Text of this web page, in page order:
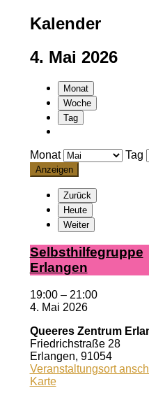
Kalender
4. Mai 2026
Monat
Woche
Tag
Monat Tag
Zurück
Heute
Weiter
Selbst­hil­fe­grup­pe
Er­lan­gen
19:00 – 21:00
4. Mai 2026
Queeres Zentrum
Friedrichstraße 28
Erlangen, 91054
Veranstaltungsort
KarteQueeres